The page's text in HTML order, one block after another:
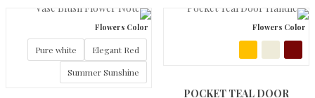
Flowers Color
POCKET TEAL DOOR
Flowers Color
Elegant Red
Pure white
Summer Sunshine